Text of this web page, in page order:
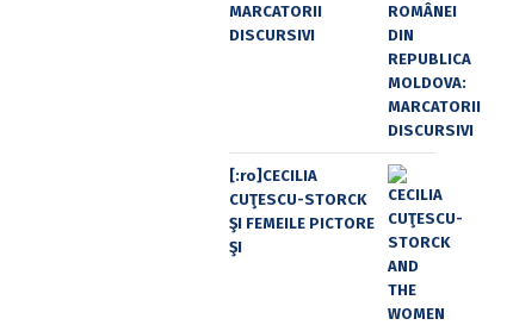
MARCATORII
DISCURSIVI
[:ro]CECILIA
CUŢESCU-STORCK
ŞI FEMEILE PICTORE
ŞI